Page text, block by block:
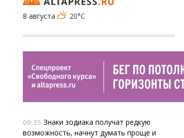
8 августа
20°C
09:35 Знаки зодиака получат редкую
возможность, начнут думать проще и